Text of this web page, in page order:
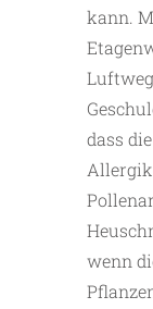
kann.
dass
wenn